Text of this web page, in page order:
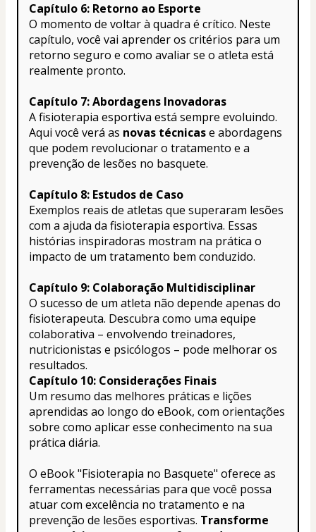
Capítulo 6: Retorno ao Esporte
O momento de voltar à quadra é crítico. Neste
capítulo, você vai aprender os critérios para um
retorno seguro e como avaliar se o atleta está
realmente pronto.
Capítulo 7: Abordagens Inovadoras
A fisioterapia esportiva está sempre evoluindo.
Aqui você verá as novas técnicas e abordagens
que podem revolucionar o tratamento e a
prevenção de lesões no basquete.
Capítulo 8: Estudos de Caso
Exemplos reais de atletas que superaram lesões
com a ajuda da fisioterapia esportiva. Essas
histórias inspiradoras mostram na prática o
impacto de um tratamento bem conduzido.
Capítulo 9: Colaboração Multidisciplinar
O sucesso de um atleta não depende apenas do
fisioterapeuta. Descubra como uma equipe
colaborativa – envolvendo treinadores,
nutricionistas e psicólogos – pode melhorar os
resultados.
Capítulo 10: Considerações Finais
Um resumo das melhores práticas e lições
aprendidas ao longo do eBook, com orientações
sobre como aplicar esse conhecimento na sua
prática diária.
O eBook "Fisioterapia no Basquete" oferece as
ferramentas necessárias para que você possa
atuar com excelência no tratamento e na
prevenção de lesões esportivas. Transforme